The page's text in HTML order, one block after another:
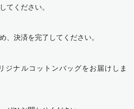
てください。
、決済を完了してください。
ジナルコットンバッグをお届けしま